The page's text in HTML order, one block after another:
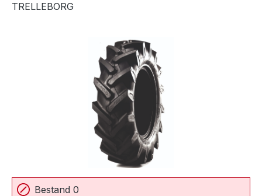
TRELLEBORG
Bildergalerie überspringen
Bestand 0